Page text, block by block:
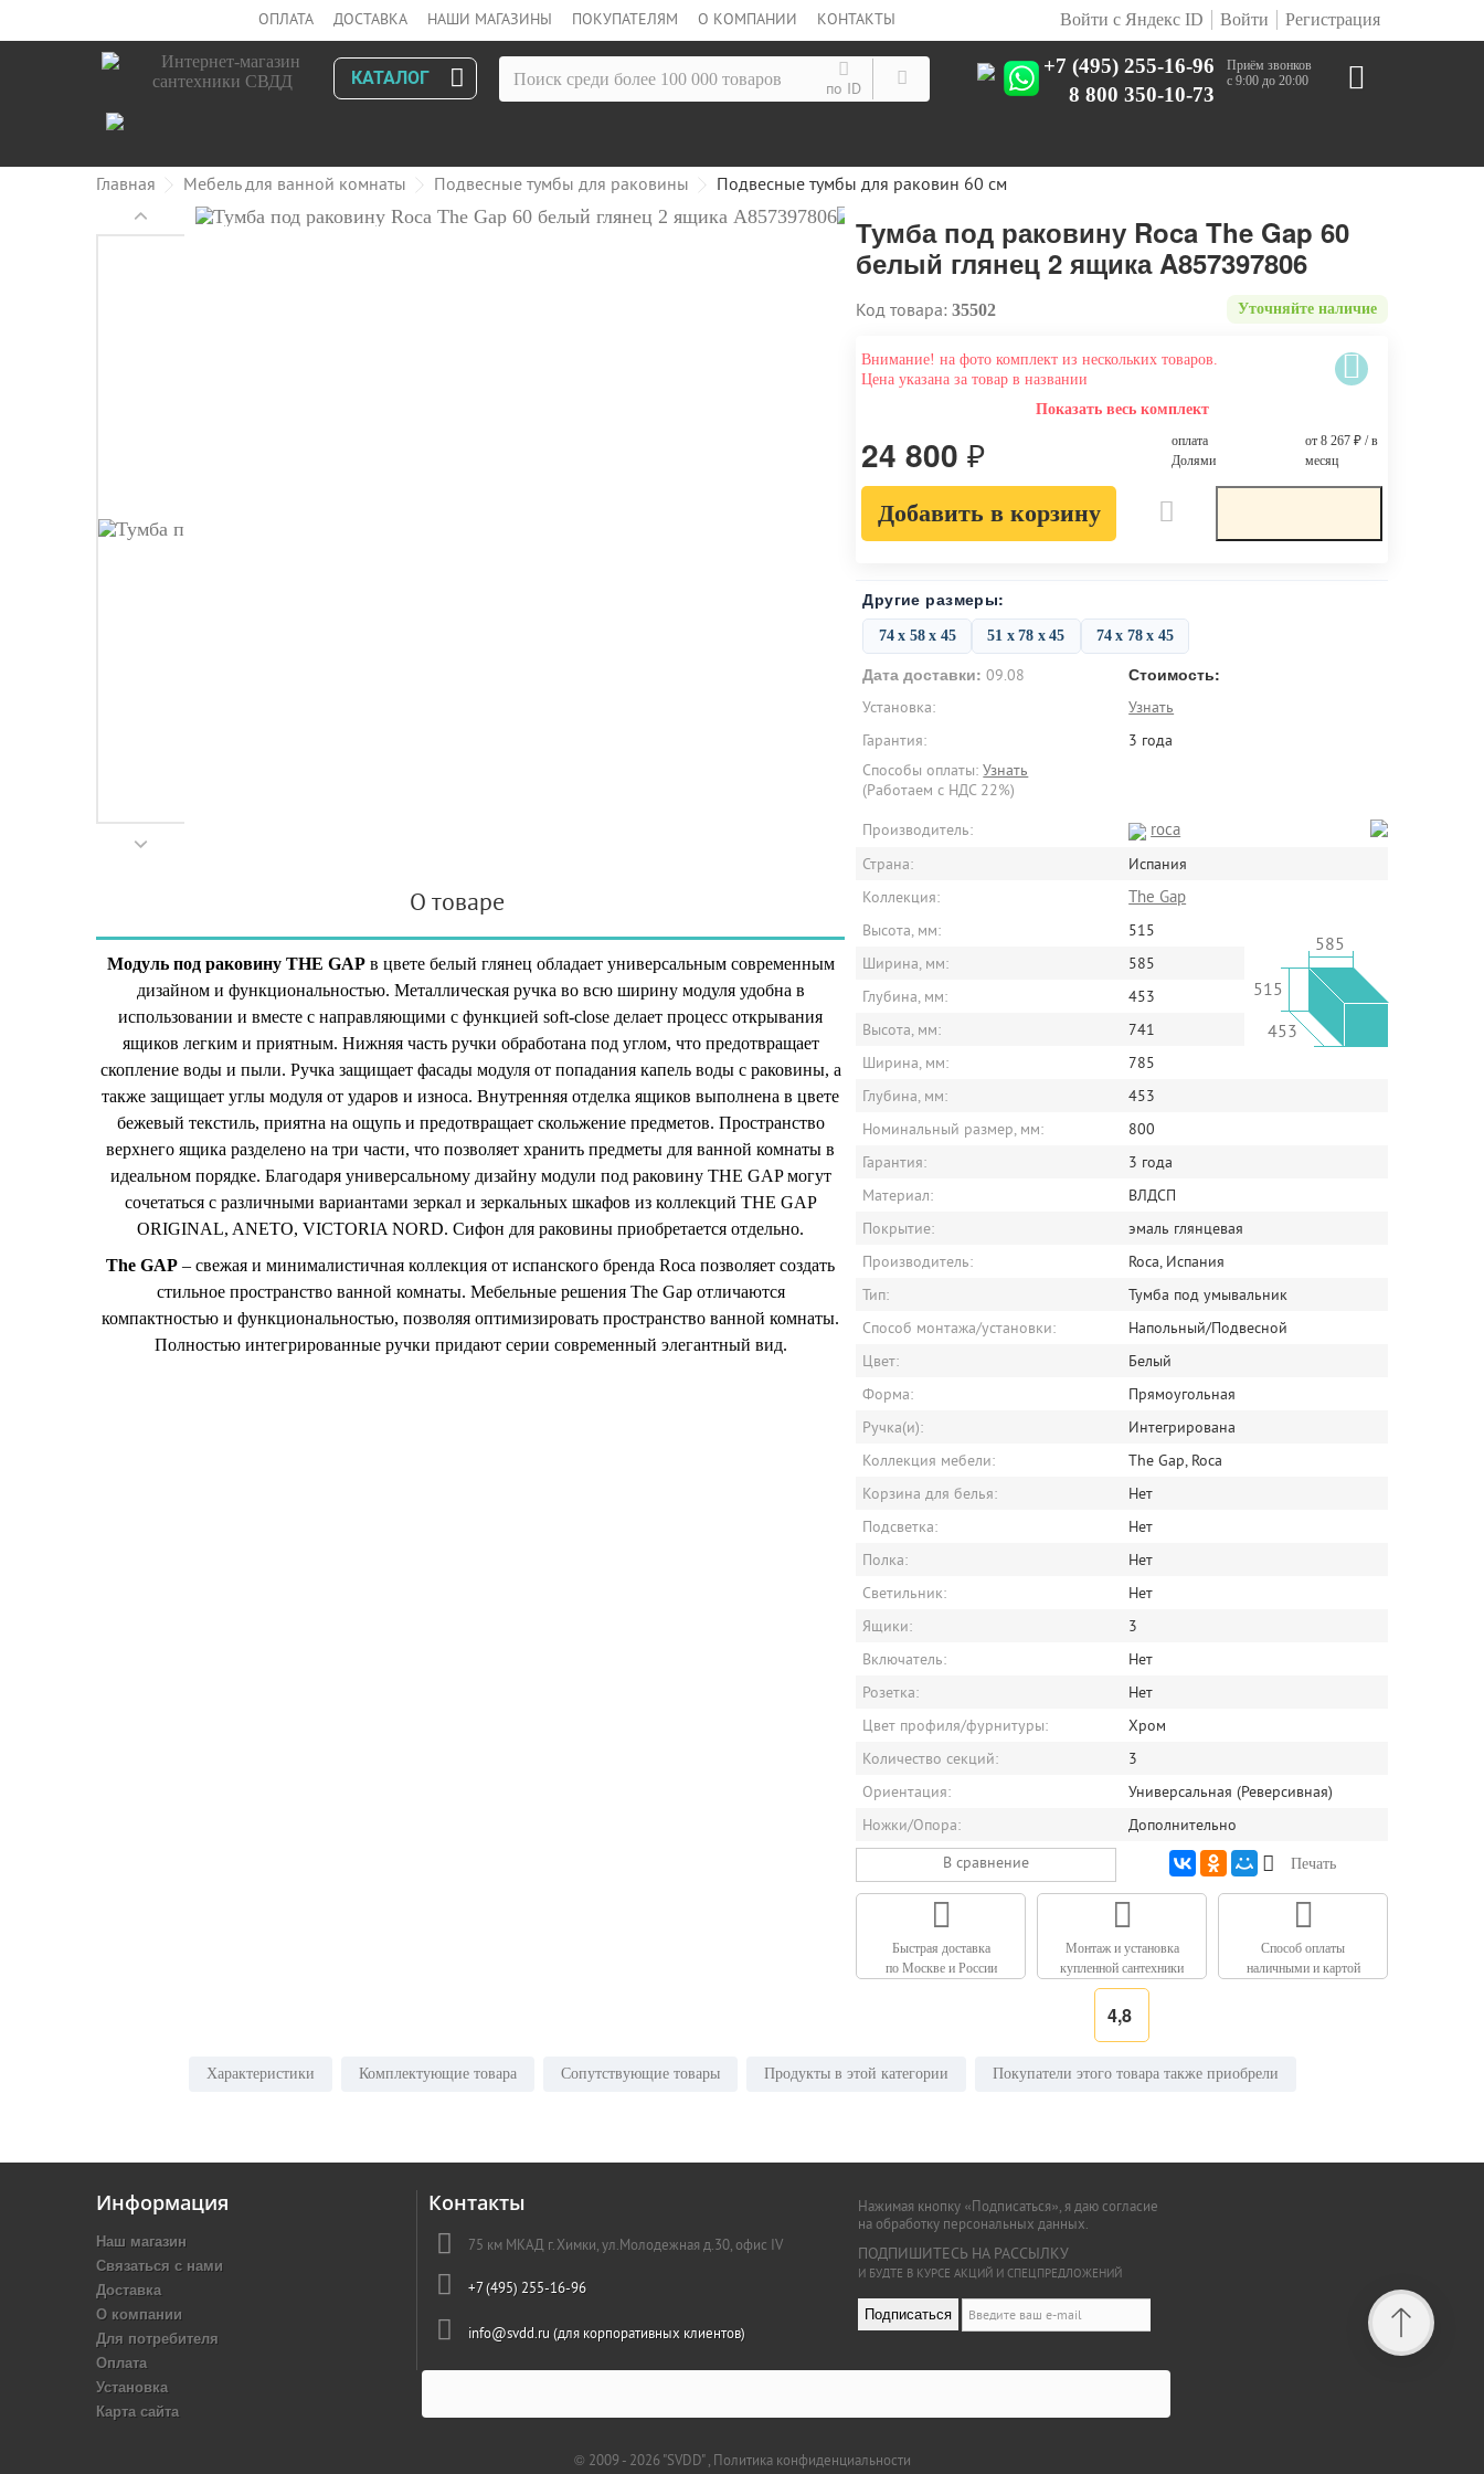
ОПЛАТА ДОСТАВКА НАШИ МАГАЗИНЫ ПОКУПАТЕЛЯМ О КОМПАНИИ КОНТАКТЫ Регистрация
Войти
Войти с Яндекс ID
Приём звонков
с 9:00 до 20:00
+7 (495) 255-16-96
8 800 350-10-73
по ID
КАТАЛОГ
Главная Мебель для ванной комнаты Подвесные тумбы для раковины Подвесные тумбы для раковин 60 см
О товаре
Модуль под раковину THE GAPв цвете белый глянец обладает универсальным современным
дизайном и функциональностью. Металлическая ручка во всю ширину модуля удобна в
использовании и вместе с направляющими с функцией soft-close делает процесс открывания
ящиков легким и приятным. Нижняя часть ручки обработана под углом, что предотвращает
скопление воды и пыли. Ручка защищает фасады модуля от попадания капель воды с раковины, а
также защищает углы модуля от ударов и износа. Внутренняя отделка ящиков выполнена в цвете
бежевый текстиль, приятна на ощупь и предотвращает скольжение предметов. Пространство
верхнего ящика разделено на три части, что позволяет хранить предметы для ванной комнаты в
идеальном порядке. Благодаря универсальному дизайну модули под раковину THE GAP могут
сочетаться с различными вариантами зеркал и зеркальных шкафов из коллекций THE GAP
ORIGINAL, ANETO, VICTORIA NORD. Сифон для раковины приобретается отдельно.
The GAP – свежая и минималистичная коллекция от испанского бренда Roca позволяет создать
стильное пространство ванной комнаты. Мебельные решения The Gap отличаются
компактностью и функциональностью, позволяя оптимизировать пространство ванной комнаты.
Полностью интегрированные ручки придают серии современный элегантный вид.
Тумба под раковину Roca The Gap 60
белый глянец 2 ящика A857397806
Код товара: 35502 Уточняйте наличие
Внимание! на фото комплект из нескольких товаров.
Цена указана за товар в названии
Показать весь комплект
24 800₽
оплата
Долями
от 8 267 ₽/ в
месяц
Добавить в корзину
Другие размеры:
74 х 58 х 45 51 х 78 х 45 74 х 78 х 45
Дата доставки: 09.08 Стоимость:
Установка:
Узнать
Гарантия:
3 года
Способы оплаты: Узнать
(Работаем с НДС 22%)
Производитель: roca
Страна:
Испания
Коллекция:
The Gap
Высота, мм:
515
Ширина, мм:
585
Глубина, мм:
453
Высота, мм:
741
Ширина, мм:
785
Глубина, мм:
453
Номинальный размер, мм:
800
Гарантия:
3 года
Материал:
ВЛДСП
Покрытие:
эмаль глянцевая
Производитель:
Roca, Испания
Тип:
Тумба под умывальник
Способ монтажа/установки:
Напольный/Подвесной
Цвет:
Белый
Форма:
Прямоугольная
Ручка(и):
Интегрирована
Коллекция мебели:
The Gap, Roca
Корзина для белья:
Нет
Подсветка:
Нет
Полка:
Нет
Светильник:
Нет
Ящики:
3
Включатель:
Нет
Розетка:
Нет
Цвет профиля/фурнитуры:
Хром
Количество секций:
3
Ориентация:
Универсальная (Реверсивная)
Ножки/Опора:
Дополнительно
515
585
453
В сравнение Печать
Быстрая доставка
по Москве и России
Монтаж и установка
купленной сантехники
Способ оплаты
наличными и картой
4,8
Характеристики Комплектующие товара Сопутствующие товары Продукты в этой категории Покупатели этого товара также приобрели
Информация
Наш магазин
Связаться с нами
Доставка
О компании
Для потребителя
Оплата
Установка
Карта сайта
© 2009 - 2026 "SVDD", Политика конфиденциальности
Контакты
75 км МКАД г.Химки, ул.Молодежная д.30, офис IV
+7 (495) 255-16-96
info@svdd.ru (для корпоративных клиентов)
Нажимая кнопку «Подписаться», я даю согласие
на обработку персональных данных.
ПОДПИШИТЕСЬ НА РАССЫЛКУ
И БУДТЕ В КУРСЕ АКЦИЙ И СПЕЦПРЕДЛОЖЕНИЙ
Подписаться